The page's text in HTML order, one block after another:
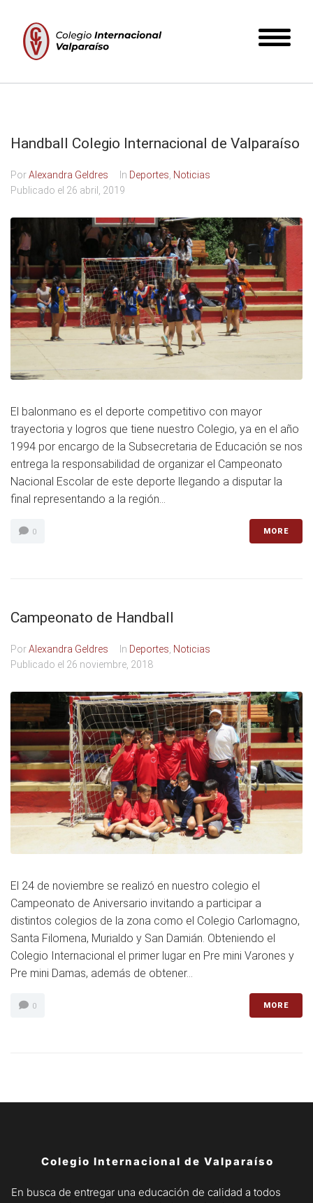
Handball Colegio Internacional de Valparaíso
PorAlexandra Geldres In Deportes Noticias
Publicado el 26 abril, 2019
El balonmano es el deporte competitivo con mayor
trayectoria y logros que tiene nuestro Colegio, ya en el año
1994 por encargo de la Subsecretaria de Educación se nos
entrega la responsabilidad de organizar el Campeonato
Nacional Escolar de este deporte llegando a disputar la
final representando a la región...
0 MORE
Campeonato de Handball
PorAlexandra Geldres In Deportes Noticias
Publicado el 26 noviembre, 2018
El 24 de noviembre se realizó en nuestro colegio el
Campeonato de Aniversario invitando a participar a
distintos colegios de la zona como el Colegio Carlomagno,
Santa Filomena, Murialdo y San Damián. Obteniendo el
Colegio Internacional el primer lugar en Pre mini Varones y
Pre mini Damas, además de obtener...
0 MORE
Colegio Internacional de Valparaíso
En busca de entregar una educación de calidad a todos